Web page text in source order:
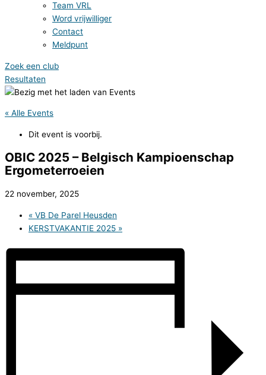
Team VRL
Word vrijwilliger
Contact
Meldpunt
Zoek een club
Resultaten
« Alle Events
Dit event is voorbij.
OBIC 2025 – Belgisch Kampioenschap
Ergometerroeien
22 november, 2025
« VB De Parel Heusden
KERSTVAKANTIE 2025 »